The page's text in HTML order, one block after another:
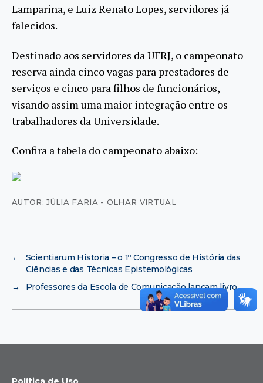
Lamparina, e Luiz Renato Lopes, servidores já
falecidos.
Destinado aos servidores da UFRJ, o campeonato
reserva ainda cinco vagas para prestadores de
serviços e cinco para filhos de funcionários,
visando assim uma maior integração entre os
trabalhadores da Universidade.
Confira a tabela do campeonato abaixo:
AUTOR: JÚLIA FARIA - OLHAR VIRTUAL
←
Scientiarum Historia – o 1º Congresso de História das
Ciências e das Técnicas Epistemológicas
→
Professores da Escola de Comunicação lançam livro